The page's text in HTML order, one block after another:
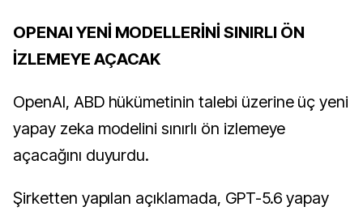
OPENAI YENİ MODELLERİNİ SINIRLI ÖN
İZLEMEYE AÇACAK
OpenAI, ABD hükümetinin talebi üzerine üç yeni
yapay zeka modelini sınırlı ön izlemeye
açacağını duyurdu.
Şirketten yapılan açıklamada, GPT-5.6 yapay